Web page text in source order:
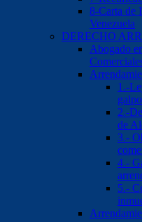
8-Carta de
Venezuela
DERECHO
Abogado
1.-
2.-
de
3.-
4.-
5.-